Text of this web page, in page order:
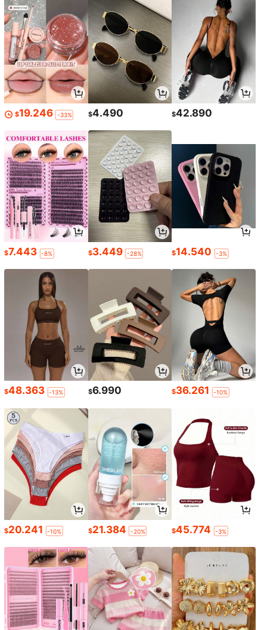
$19.246 -33% $4.490 $42.890
$7.443 -8% $3.449 -28% $14.540 -3%
$48.363 -13% $6.990 $36.261 -10%
$20.241 -10% $21.384 -20% $45.774 -3%